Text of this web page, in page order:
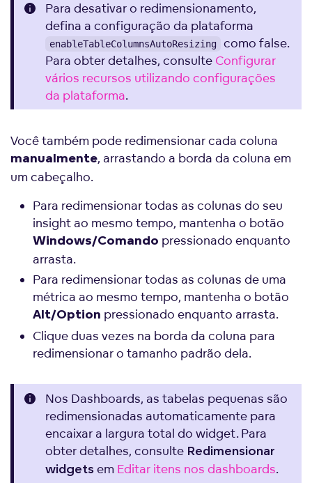
Para desativar o redimensionamento,
defina a configuração da plataforma
enableTableColumnsAutoResizing
como false.
Para obter detalhes, consulte Configurar
vários recursos utilizando configurações
da plataforma.
Você também pode redimensionar cada coluna
manualmente, arrastando a borda da coluna em
um cabeçalho.
Para redimensionar todas as colunas do seu
insight ao mesmo tempo, mantenha o botão
Windows/Comando pressionado enquanto
arrasta.
Para redimensionar todas as colunas de uma
métrica ao mesmo tempo, mantenha o botão
Alt/Option pressionado enquanto arrasta.
Clique duas vezes na borda da coluna para
redimensionar o tamanho padrão dela.
Nos Dashboards, as tabelas pequenas são
redimensionadas automaticamente para
encaixar a largura total do widget. Para
obter detalhes, consulte Redimensionar
widgets em Editar itens nos dashboards.